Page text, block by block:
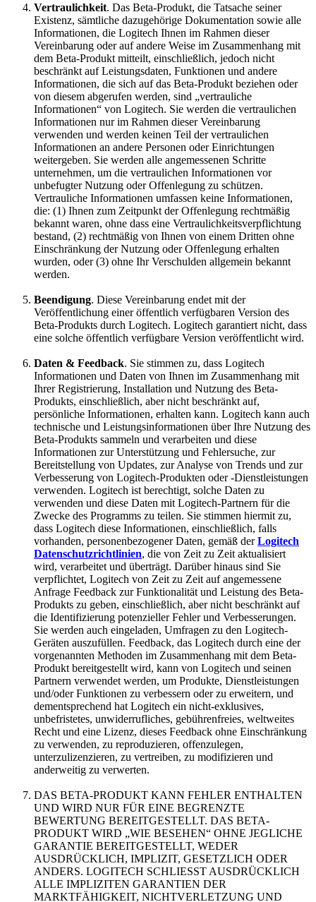
Vertraulichkeit. Das Beta-Produkt, die Tatsache seiner
Existenz, sämtliche dazugehörige Dokumentation sowie alle
Informationen, die Logitech Ihnen im Rahmen dieser
Vereinbarung oder auf andere Weise im Zusammenhang mit
dem Beta-Produkt mitteilt, einschließlich, jedoch nicht
beschränkt auf Leistungsdaten, Funktionen und andere
Informationen, die sich auf das Beta-Produkt beziehen oder
von diesem abgerufen werden, sind „vertrauliche
Informationen“ von Logitech. Sie werden die vertraulichen
Informationen nur im Rahmen dieser Vereinbarung
verwenden und werden keinen Teil der vertraulichen
Informationen an andere Personen oder Einrichtungen
weitergeben. Sie werden alle angemessenen Schritte
unternehmen, um die vertraulichen Informationen vor
unbefugter Nutzung oder Offenlegung zu schützen.
Vertrauliche Informationen umfassen keine Informationen,
die: (1) Ihnen zum Zeitpunkt der Offenlegung rechtmäßig
bekannt waren, ohne dass eine Vertraulichkeitsverpflichtung
bestand, (2) rechtmäßig von Ihnen von einem Dritten ohne
Einschränkung der Nutzung oder Offenlegung erhalten
wurden, oder (3) ohne Ihr Verschulden allgemein bekannt
werden.
Beendigung. Diese Vereinbarung endet mit der
Veröffentlichung einer öffentlich verfügbaren Version des
Beta-Produkts durch Logitech. Logitech garantiert nicht, dass
eine solche öffentlich verfügbare Version veröffentlicht wird.
Daten & Feedback. Sie stimmen zu, dass Logitech
Informationen und Daten von Ihnen im Zusammenhang mit
Ihrer Registrierung, Installation und Nutzung des Beta-
Produkts, einschließlich, aber nicht beschränkt auf,
persönliche Informationen, erhalten kann. Logitech kann auch
technische und Leistungsinformationen über Ihre Nutzung des
Beta-Produkts sammeln und verarbeiten und diese
Informationen zur Unterstützung und Fehlersuche, zur
Bereitstellung von Updates, zur Analyse von Trends und zur
Verbesserung von Logitech-Produkten oder -Dienstleistungen
verwenden. Logitech ist berechtigt, solche Daten zu
verwenden und diese Daten mit Logitech-Partnern für die
Zwecke des Programms zu teilen. Sie stimmen hiermit zu,
dass Logitech diese Informationen, einschließlich, falls
vorhanden, personenbezogener Daten, gemäß derLogitech
Datenschutzrichtlinien, die von Zeit zu Zeit aktualisiert
wird, verarbeitet und überträgt. Darüber hinaus sind Sie
verpflichtet, Logitech von Zeit zu Zeit auf angemessene
Anfrage Feedback zur Funktionalität und Leistung des Beta-
Produkts zu geben, einschließlich, aber nicht beschränkt auf
die Identifizierung potenzieller Fehler und Verbesserungen.
Sie werden auch eingeladen, Umfragen zu den Logitech-
Geräten auszufüllen. Feedback, das Logitech durch eine der
vorgenannten Methoden im Zusammenhang mit dem Beta-
Produkt bereitgestellt wird, kann von Logitech und seinen
Partnern verwendet werden, um Produkte, Dienstleistungen
und/oder Funktionen zu verbessern oder zu erweitern, und
dementsprechend hat Logitech ein nicht-exklusives,
unbefristetes, unwiderrufliches, gebührenfreies, weltweites
Recht und eine Lizenz, dieses Feedback ohne Einschränkung
zu verwenden, zu reproduzieren, offenzulegen,
unterzulizenzieren, zu vertreiben, zu modifizieren und
anderweitig zu verwerten.
DAS BETA-PRODUKT KANN FEHLER ENTHALTEN
UND WIRD NUR FÜR EINE BEGRENZTE
BEWERTUNG BEREITGESTELLT. DAS BETA-
PRODUKT WIRD „WIE BESEHEN“ OHNE JEGLICHE
GARANTIE BEREITGESTELLT, WEDER
AUSDRÜCKLICH, IMPLIZIT, GESETZLICH ODER
ANDERS. LOGITECH SCHLIESST AUSDRÜCKLICH
ALLE IMPLIZITEN GARANTIEN DER
MARKTFÄHIGKEIT, NICHTVERLETZUNG UND